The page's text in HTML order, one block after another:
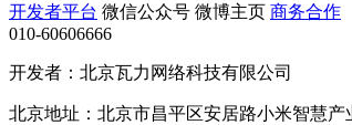
开发者平台 微信公众号 微博主页 商务合作
010-60606666
开发者：北京瓦力网络科技有限公司
北京地址：北京市昌平区安居路小米智慧产